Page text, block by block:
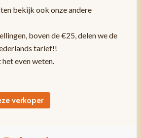
bekijk ook onze andere
boven de €25, delen we de
tarief!!
even weten.
verkoper